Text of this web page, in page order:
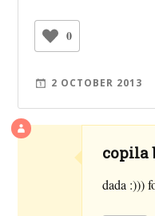
0
2 OCTOBER 2013
copila
dada :)))